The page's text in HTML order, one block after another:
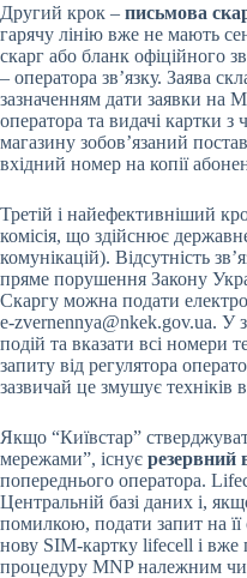
Другий крок – письмова
гарячу лінію вже не мають
скарг або бланк офіційного
– оператора зв’язку. Заява
зазначенням дати заявки на
оператора та видачі картки
магазину зобов’язаний
вхідний номер на копії
Третій і найефективніший
комісія, що здійснює
комунікацій). Відсутність
пряме порушення Закону
Скаргу можна подати
e-zvernennya@nkek.gov.ua. У
подій та вказати всі номери
запиту від регулятора
зазвичай це змушує техніків
Якщо “Київстар”
мережами”, існує резервний
попереднього оператора.
Центральній базі даних і,
помилкою, подати запит на
нову SIM-картку lifecell і вже
процедуру MNP належним